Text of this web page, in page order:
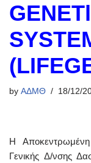
by ΑΔΜΘ 18/12/
Η Αποκεντρωμένη
Γενικής Δ/νσης